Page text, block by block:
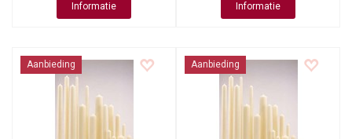
Informatie Informatie
Aanbieding Aanbieding